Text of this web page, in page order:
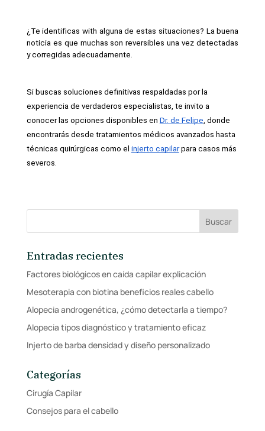
¿Te identificas with alguna de estas situaciones? La buena
noticia es que muchas son reversibles una vez detectadas
y corregidas adecuadamente.
Si buscas soluciones definitivas respaldadas por la
experiencia de verdaderos especialistas, te invito a
conocer las opciones disponibles en Dr. de Felipe , donde
encontrarás desde tratamientos médicos avanzados hasta
técnicas quirúrgicas como el injerto capilar para casos más
severos.
Entradas recientes
Factores biológicos en caída capilar explicación
Mesoterapia con biotina beneficios reales cabello
Alopecia androgenética, ¿cómo detectarla a tiempo?
Alopecia tipos diagnóstico y tratamiento eficaz
Injerto de barba densidad y diseño personalizado
Categorías
Cirugía Capilar
Consejos para el cabello